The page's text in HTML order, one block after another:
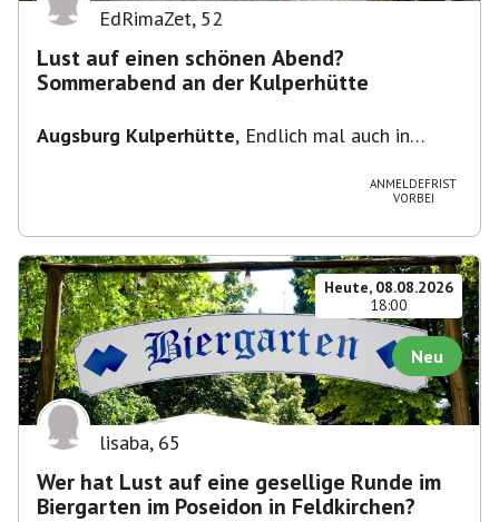
EdRimaZet, 52
Lust auf einen schönen Abend?
Sommerabend an der Kulperhütte
Augsburg Kulperhütte, Endlich mal auch in
ANMELDEFRIST
VORBEI
Heute, 08.08.2026
18:00
Neu
lisaba, 65
Wer hat Lust auf eine gesellige Runde im
Biergarten im Poseidon in Feldkirchen?